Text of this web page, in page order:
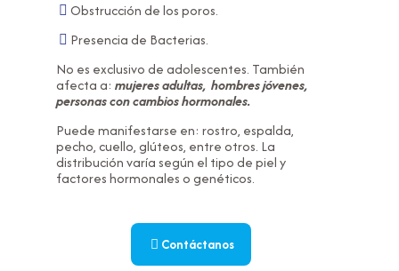
Obstrucción de los poros.
Presencia de Bacterias.
No es exclusivo de adolescentes. También
afecta a: mujeres adultas, hombres jóvenes,
personas con cambios hormonales.
Puede manifestarse en: rostro, espalda,
pecho, cuello, glúteos, entre otros. La
distribución varía según el tipo de piel y
factores hormonales o genéticos.
Contáctanos